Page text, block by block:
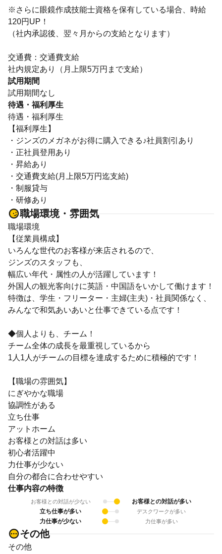
※さらに眼鏡作成技能士資格を保有している場合、時給
120円UP！
（社内承認後、翌々月からの支給となります）
交通費：交通費支給
社内規定あり（月上限5万円まで支給）
試用期間
試用期間なし
待遇・福利厚生
待遇・福利厚生
【福利厚生】
・ジンズのメガネがお得に購入できる♪社員割引あり
・正社員登用あり
・昇給あり
・交通費支給(月上限5万円迄支給)
・制服貸与
・研修あり
職場環境・雰囲気
職場環境
【従業員構成】
いろんな世代のお客様が来店されるので、
ジンズのスタッフも、
幅広い年代・属性の人が活躍しています！
外国人の観光客向けに英語・中国語をいかして働けます！
特徴は、学生・フリーター・主婦(主夫)・社員関係なく、
みんなで和気あいあいと仕事できている点です！
◆個人よりも、チーム！
チーム全体の成長を最重視しているから
1人1人がチームの目標を達成するために積極的です！
【職場の雰囲気】
にぎやかな職場
協調性がある
立ち仕事
アットホーム
お客様との対話は多い
初心者活躍中
力仕事が少ない
自分の都合に合わせやすい
仕事内容の特徴
お客様との対話が少ない
お客様との対話が多い
立ち仕事が多い
デスクワークが多い
力仕事が少ない 力仕事が多い
その他
その他